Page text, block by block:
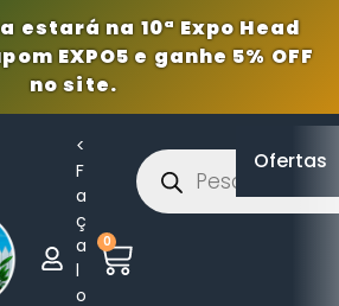
estará na 10ª Expo Head
EXPO5 e ganhe 5% OFF
no site.
<
F
a
ç
a
l
o
0
Ofertas